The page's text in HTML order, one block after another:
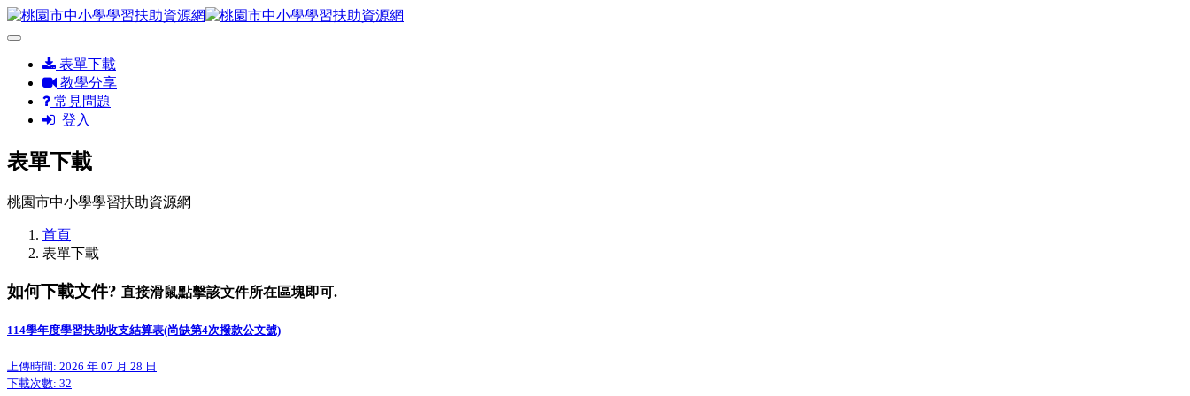
表單下載
教學分享
常見問題
登入
表單下載
桃園市中小學學習扶助資源網
首頁
表單下載
如何下載文件? 直接滑鼠點擊該文件所在區塊即可.
114學年度學習扶助收支結算表(尚缺第4次撥款公文號)
上傳時間: 2026 年 07 月 28 日
下載次數: 32